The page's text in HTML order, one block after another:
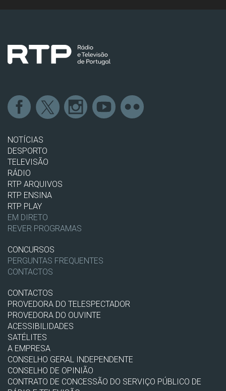
NOTÍCIAS
DESPORTO
TELEVISÃO
RÁDIO
RTP ARQUIVOS
RTP ENSINA
RTP PLAY
EM DIRETO
REVER PROGRAMAS
CONCURSOS
PERGUNTAS FREQUENTES
CONTACTOS
CONTACTOS
PROVEDORA DO TELESPECTADOR
PROVEDORA DO OUVINTE
ACESSIBILIDADES
SATÉLITES
A EMPRESA
CONSELHO GERAL INDEPENDENTE
CONSELHO DE OPINIÃO
CONTRATO DE CONCESSÃO DO SERVIÇO PÚBLICO DE